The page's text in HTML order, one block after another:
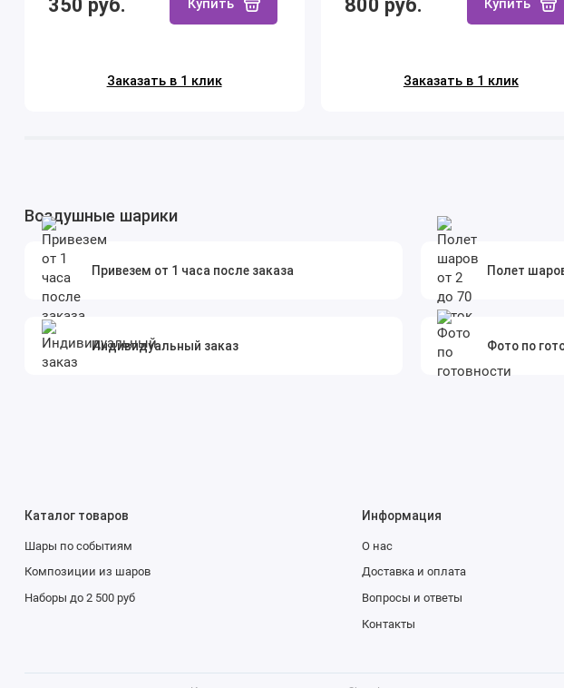
350 руб. Купить
Заказать в 1 клик
800 руб. Купить
Заказать в 1 клик
Воздушные шарики
Привезем от 1 часа после заказа Полет
Индивидуальный заказ Фото по
Каталог товаров
Шары по событиям
Композиции из шаров
Наборы до 2 500 руб
Информация
О нас
Доставка и оплата
Вопросы и ответы
Контакты